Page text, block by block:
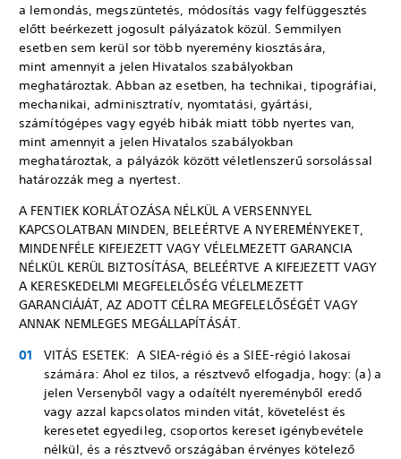
a lemondás, megszüntetés, módosítás vagy felfüggesztés
előtt beérkezett jogosult pályázatok közül. Semmilyen
esetben sem kerül sor több nyeremény kiosztására,
mint amennyit a jelen Hivatalos szabályokban
meghatároztak. Abban az esetben, ha technikai, tipográfiai,
mechanikai, adminisztratív, nyomtatási, gyártási,
számítógépes vagy egyéb hibák miatt több nyertes van,
mint amennyit a jelen Hivatalos szabályokban
meghatároztak, a pályázók között véletlenszerű sorsolással
határozzák meg a nyertest.
A FENTIEK KORLÁTOZÁSA NÉLKÜL A VERSENNYEL
KAPCSOLATBAN MINDEN, BELEÉRTVE A NYEREMÉNYEKET,
MINDENFÉLE KIFEJEZETT VAGY VÉLELMEZETT GARANCIA
NÉLKÜL KERÜL BIZTOSÍTÁSA, BELEÉRTVE A KIFEJEZETT VAGY
A KERESKEDELMI MEGFELELŐSÉG VÉLELMEZETT
GARANCIÁJÁT, AZ ADOTT CÉLRA MEGFELELŐSÉGÉT VAGY
ANNAK NEMLEGES MEGÁLLAPÍTÁSÁT.
VITÁS ESETEK: A SIEA-régió és a SIEE-régió lakosai
számára: Ahol ez tilos, a résztvevő elfogadja, hogy: (a) a
jelen Versenyből vagy a odaítélt nyereményből eredő
vagy azzal kapcsolatos minden vitát, követelést és
keresetet egyedileg, csoportos kereset igénybevétele
nélkül, és a résztvevő országában érvényes kötelező